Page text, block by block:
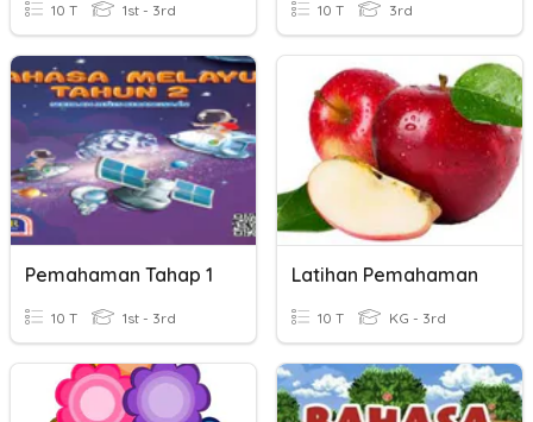
10 T 1st - 3rd 10 T 3rd
Pemahaman Tahap 1
10 T 1st - 3rd
Latihan Pemahaman
10 T KG - 3rd